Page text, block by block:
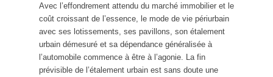
Avec l’effondrement attendu du marché immobilier et le
coût croissant de l’essence, le mode de vie périurbain
avec ses lotissements, ses pavillons, son étalement
urbain démesuré et sa dépendance généralisée à
l’automobile commence à être à l’agonie. La fin
prévisible de l’étalement urbain est sans doute une